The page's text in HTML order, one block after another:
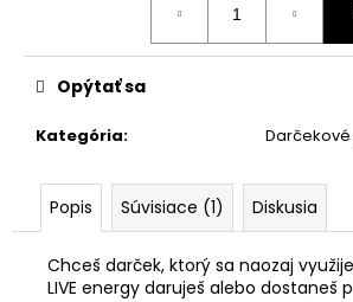
Kategória:
Opýtať sa
Popis Súvisiace (1) Diskusia
Chceš darček, ktorý sa naozaj
LIVE energy daruješ alebo dostaneš